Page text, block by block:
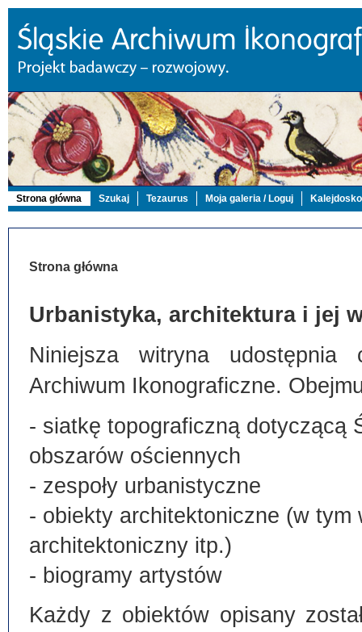
Strona główna Szukaj Tezaurus Moja galeria / Loguj
Strona główna
Urbanistyka, architektura i jej
Niniejsza witryna
Archiwum Ikonograficzne.
- siatkę topograficzną dotyczącą
obszarów ościennych
- zespoły urbanistyczne
- obiekty architektoniczne (w
architektoniczny itp.)
- biogramy artystów
Każdy z obiektów opisany